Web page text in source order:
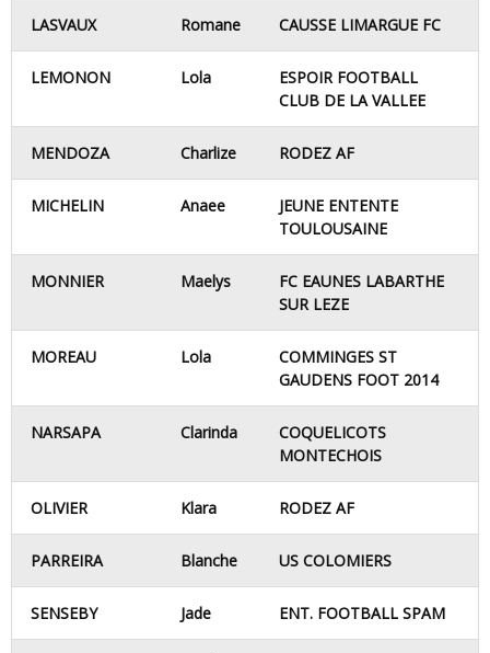
LASVAUX Romane CAUSSE LIMARGUE FC
LEMONON Lola
ESPOIR FOOTBALL
CLUB DE LA VALLEE
MENDOZA Charlize RODEZ AF
MICHELIN Anaee
JEUNE ENTENTE
TOULOUSAINE
MONNIER Maelys
FC EAUNES LABARTHE
SUR LEZE
MOREAU Lola
COMMINGES ST
GAUDENS FOOT 2014
NARSAPA Clarinda
COQUELICOTS
MONTECHOIS
OLIVIER Klara RODEZ AF
PARREIRA Blanche US COLOMIERS
SENSEBY Jade ENT. FOOTBALL SPAM